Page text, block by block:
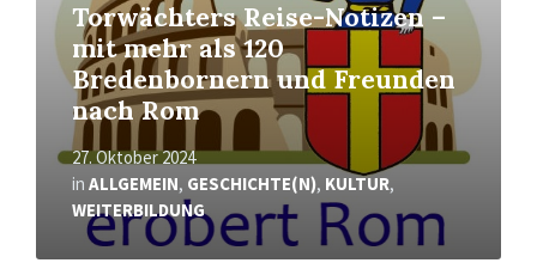
Torwächters Reise-Notizen –
mit mehr als 120
Bredenbornern und Freunden
nach Rom
27. Oktober 2024
in ALLGEMEIN, GESCHICHTE(N), KULTUR,
WEITERBILDUNG